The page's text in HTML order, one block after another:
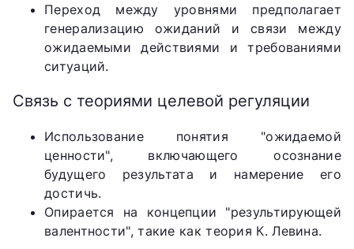
Переход между уровнями предполагает
генерализацию ожиданий и связи между
ожидаемыми действиями и требованиями
ситуаций.
Связь с теориями целевой регуляции
Использование понятия "ожидаемой
ценности", включающего осознание
будущего результата и намерение его
достичь.
Опирается на концепции "результирующей
валентности", такие как теория К. Левина.